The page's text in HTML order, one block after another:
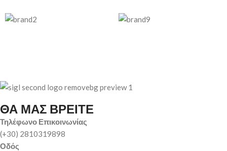
ΘΑ ΜΑΣ ΒΡΕΙΤΕ
Τηλέφωνο Επικοινωνίας
(+30) 2810319898
Οδός